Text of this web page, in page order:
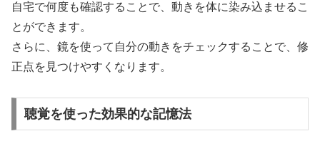
自宅で何度も確認することで、動きを体に染み込ませるこ
とができます。
さらに、鏡を使って自分の動きをチェックすることで、修
正点を見つけやすくなります。
聴覚を使った効果的な記憶法